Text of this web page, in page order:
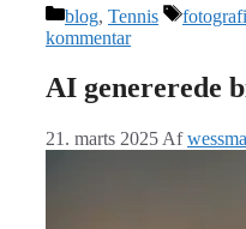
Kategorier
blog, Tennis Tags
fotografi
kommentar
AI genererede
21. marts 2025 Af